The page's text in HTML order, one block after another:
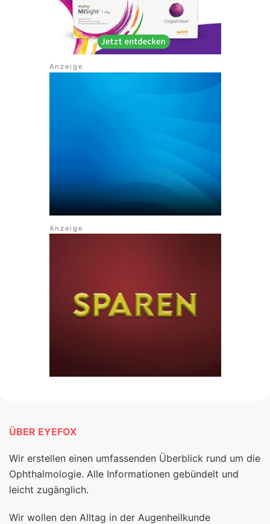
ÜBER EYEFOX
Wir erstellen einen umfassenden Überblick rund um die
Ophthalmologie. Alle Informationen gebündelt und
leicht zugänglich.
Wir wollen den Alltag in der Augenheilkunde